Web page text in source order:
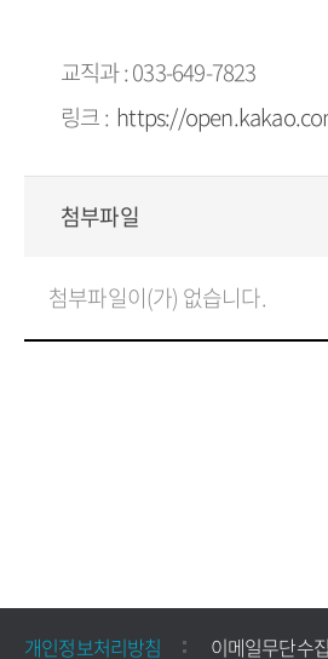
교직과 : 033-649-7823
링크 : https://
첨부파일
첨부파일이(가) 없습니다.
개인정보처리방침 이메일무단수